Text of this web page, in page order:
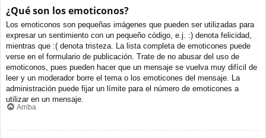
¿Qué son los emoticonos?
Los emoticonos son pequeñas imágenes que pueden ser utilizadas para
expresar un sentimiento con un pequeño código, e.j. :) denota felicidad,
mientras que :( denota tristeza. La lista completa de emoticones puede
verse en el formulario de publicación. Trate de no abusar del uso de
emoticonos, pues pueden hacer que un mensaje se vuelva muy difícil de
leer y un moderador borre el tema o los emoticones del mensaje. La
administración puede fijar un límite para el número de emoticones a
utilizar en un mensaje.
Arriba